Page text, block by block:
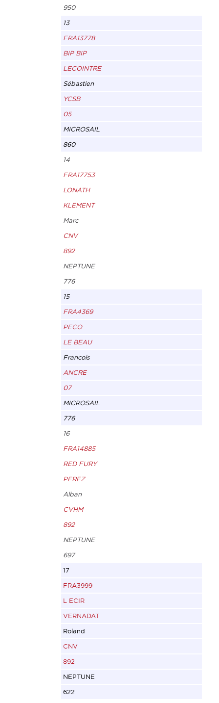
950
13
FRA13778
BIP BIP
LECOINTRE
Sébastien
YCSB
05
MICROSAIL
860
14
FRA17753
LONATH
KLEMENT
Marc
CNV
892
NEPTUNE
776
15
FRA4369
PECO
LE BEAU
Francois
ANCRE
07
MICROSAIL
776
16
FRA14885
RED FURY
PEREZ
Alban
CVHM
892
NEPTUNE
697
17
FRA3999
L ECIR
VERNADAT
Roland
CNV
892
NEPTUNE
622